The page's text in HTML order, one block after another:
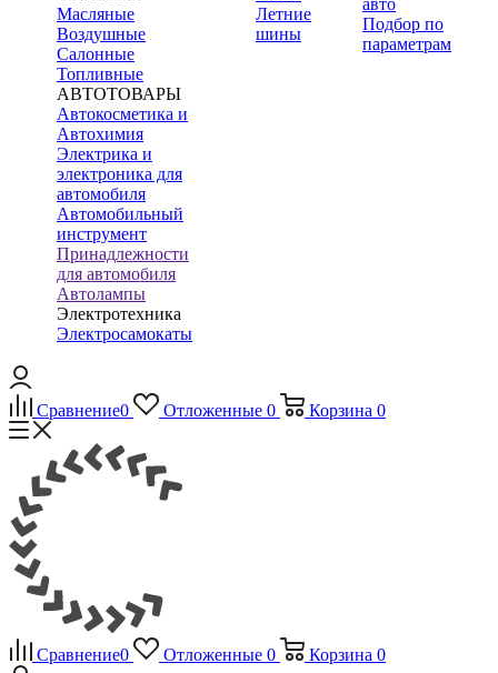
Масляные
Воздушные
Салонные
Топливные
АВТОТОВАРЫ
Автокосметика и
Автохимия
Электрика и
электроника для
автомобиля
Автомобильный
инструмент
Принадлежности
для автомобиля
Автолампы
Электротехника
Электросамокаты
Летние
шины
Подбор по
параметрам
Сравнение0 Отложенные 0 Корзина 0
Сравнение0 Отложенные 0 Корзина 0